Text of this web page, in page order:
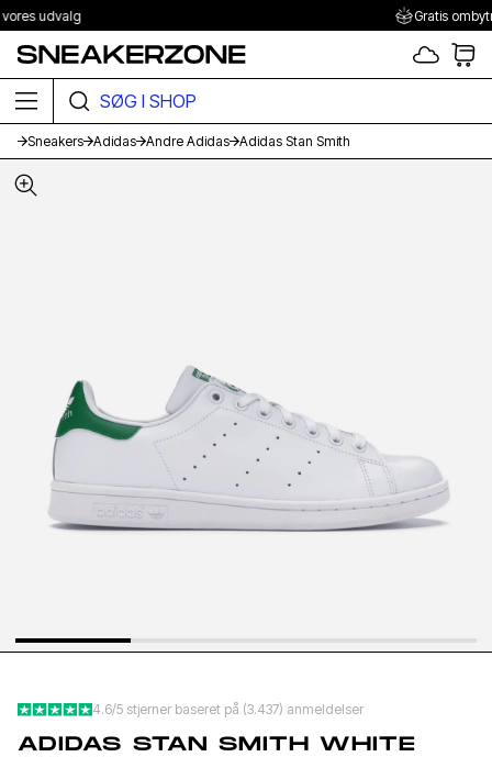
Gratis ombytning i 100 dage
SØG I SHOPPEN HER
YEEZY SLIDE YS-01
499kr650kr
NEW
Sneakers Adidas Andre Adidas Adidas Stan Smith
4.6/5 stjerner baseret på (3.437) anmeldelser
ADIDAS STAN SMITH WHITE